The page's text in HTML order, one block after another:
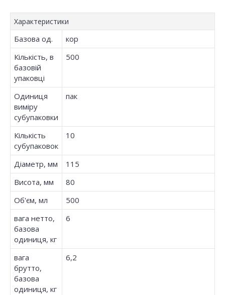
Характеристики
Базова од.
кор
Кількість, в
базовій
упаковці
500
Одиниця
виміру
субупаковки
пак
Кількість
субупаковок
10
Діаметр, мм
115
Висота, мм
80
Об'єм, мл
500
вага нетто,
базова
одиниця, кг
6
вага
брутто,
базова
одиниця, кг
6,2